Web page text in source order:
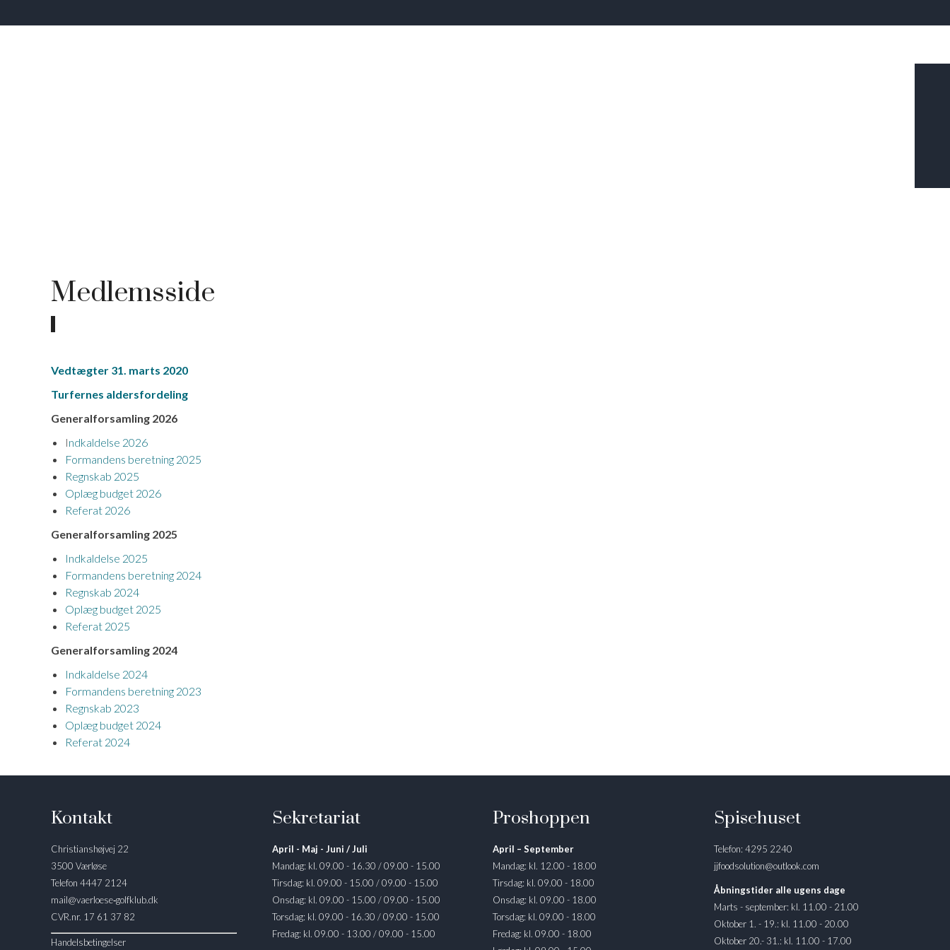
Medlemsside
Vedtægter 31. marts 2020
Turfernes aldersfordeling
Generalforsamling 2026
Indkaldelse 2026
Formandens beretning 2025
Regnskab 2025
Oplæg budget 2026
Referat 2026
Generalforsamling 2025
Indkaldelse 2025
Formandens beretning 2024
Regnskab 2024
Oplæg budget 2025
Referat 2025
Generalforsamling 2024
Indkaldelse 2024
Formandens beretning 2023
Regnskab 2023
Oplæg budget 2024
Referat 2024
Kontakt
Christianshøjvej 22
3500 Værløse
Telefon 4447 2124
mail@vaerloese‑golfklub.dk
CVR.nr. 17 61 37 82
Handelsbetingelser
Sekretariat
April - Maj - Juni / Juli
Mandag: kl. 09.00 - 16.30 / 09.00 - 15.00
Tirsdag: kl. 09.00 - 15.00 / 09.00 - 15.00
Onsdag: kl. 09.00 - 15.00 / 09.00 - 15.00
Torsdag: kl. 09.00 - 16.30 / 09.00 - 15.00
Fredag: kl. 09.00 - 13.00 / 09.00 - 15.00
Proshoppen
April – September
Mandag: kl. 12.00 - 18.00
Tirsdag: kl. 09.00 - 18.00
Onsdag: kl. 09.00 - 18.00
Torsdag: kl. 09.00 - 18.00
Fredag: kl. 09.00 - 18.00
Spisehuset
Telefon: 4295 2240
jjfoodsolution@outlook.com
Åbningstider alle ugens dage
Marts - september: kl. 11.00 - 21.00
Oktober 1. - 19.: kl. 11.00 - 20.00
Oktober 20.- 31.: kl. 11.00 - 17.00